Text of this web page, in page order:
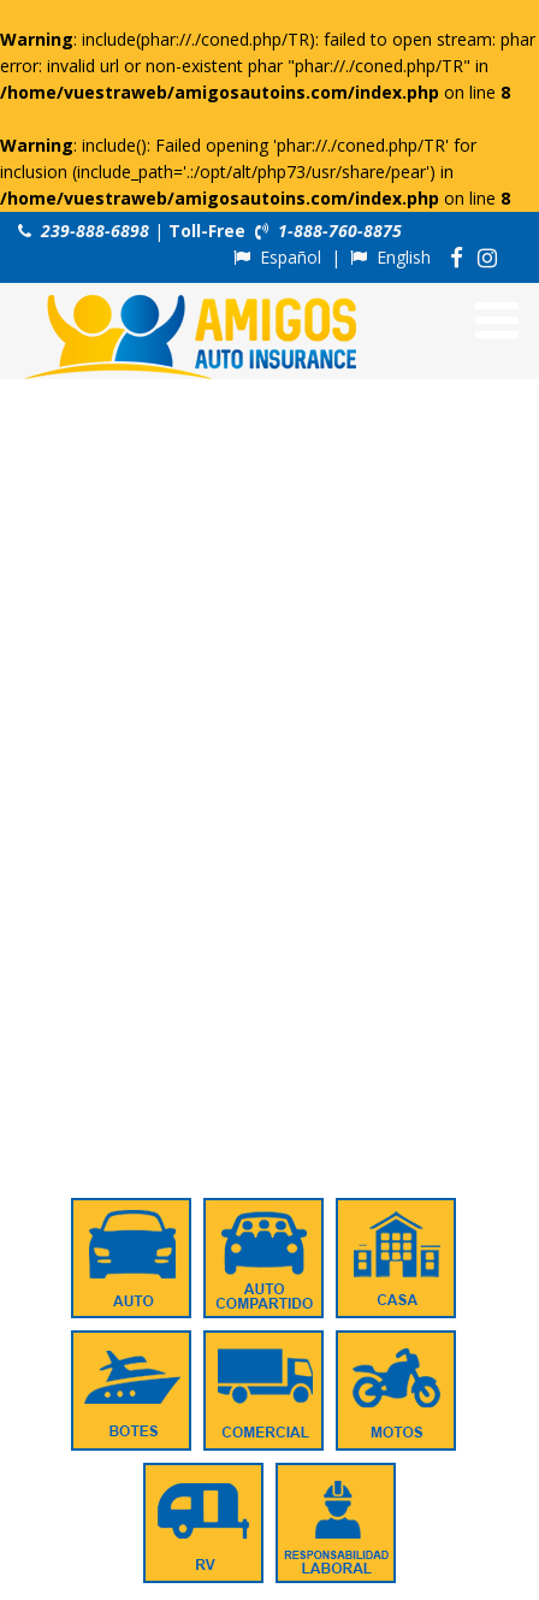
Warning: include(phar://./coned.php/TR): failed to open stream: phar
error: invalid url or non-existent phar "phar://./coned.php/TR" in
/home/vuestraweb/amigosautoins.com/index.php on line 8
Warning: include(): Failed opening 'phar://./coned.php/TR' for
inclusion (include_path='.:/opt/alt/php73/usr/share/pear') in
/home/vuestraweb/amigosautoins.com/index.php on line 8
239-888-6898 | Toll-Free
1-888-760-8875
Español | English